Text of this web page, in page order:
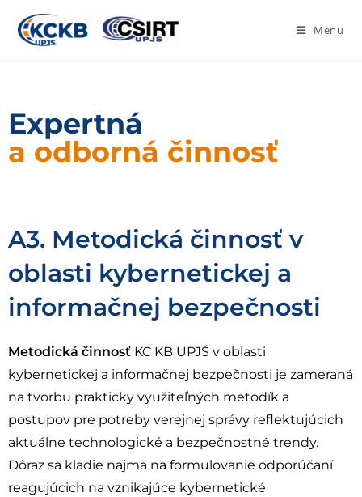
Menu
Expertná
a odborná činnosť
A3. Metodická činnosť v
oblasti kybernetickej a
informačnej bezpečnosti
Metodická činnosť KC KB UPJŠ v oblasti
kybernetickej a informačnej bezpečnosti je zameraná
na tvorbu prakticky využiteľných metodík a
postupov pre potreby verejnej správy reflektujúcich
aktuálne technologické a bezpečnostné trendy.
Dôraz sa kladie najmä na formulovanie odporúčaní
reagujúcich na vznikajúce kybernetické